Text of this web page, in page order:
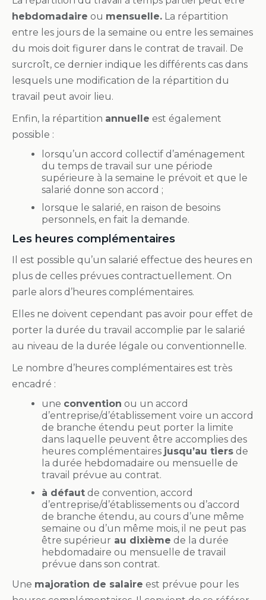
hebdomadaire ou mensuelle. La répartition
entre les jours de la semaine ou entre les semaines
du mois doit figurer dans le contrat de travail. De
surcroît, ce dernier indique les différents cas dans
lesquels une modification de la répartition du
travail peut avoir lieu.
Enfin, la répartition annuelle est également
possible :
lorsqu’un accord collectif d’aménagement
du temps de travail sur une période
supérieure à la semaine le prévoit et que le
salarié donne son accord ;
lorsque le salarié, en raison de besoins
personnels, en fait la demande.
Les heures complémentaires
Il est possible qu’un salarié effectue des heures en
plus de celles prévues contractuellement. On
parle alors d’heures complémentaires.
Elles ne doivent cependant pas avoir pour effet de
porter la durée du travail accomplie par le salarié
au niveau de la durée légale ou conventionnelle.
Le nombre d’heures complémentaires est très
encadré :
une convention ou un accord
d’entreprise/d’établissement voire un accord
de branche étendu peut porter la limite
dans laquelle peuvent être accomplies des
heures complémentaires jusqu’au tiers de
la durée hebdomadaire ou mensuelle de
travail prévue au contrat.
à défaut de convention, accord
d’entreprise/d’établissements ou d’accord
de branche étendu, au cours d’une même
semaine ou d’un même mois, il ne peut pas
être supérieur au dixième de la durée
hebdomadaire ou mensuelle de travail
prévue dans son contrat.
Une majoration de salaire est prévue pour les